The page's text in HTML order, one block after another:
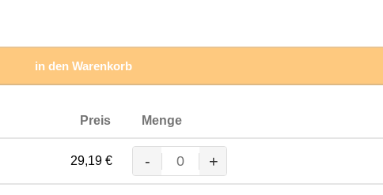
in den Warenkorb
Preis Menge
29,19 €
MASCOT® MACGILL KAPUZE
Menge
- +